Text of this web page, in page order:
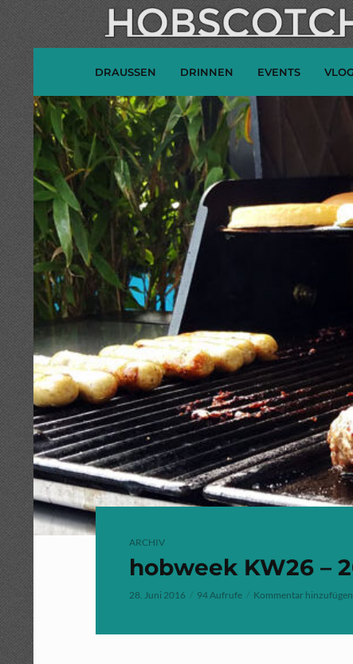
DRAUSSEN DRINNEN EVENTS VLOG
ARCHIV
hobweek KW26 –
28. Juni 2016 94 Aufrufe Kommentar hinzufügen